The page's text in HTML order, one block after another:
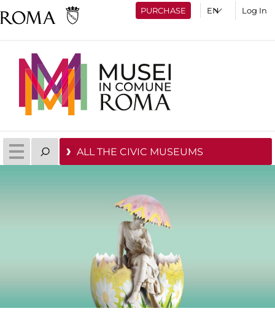
PURCHASE Log In
ALL THE CIVIC MUSEUMS